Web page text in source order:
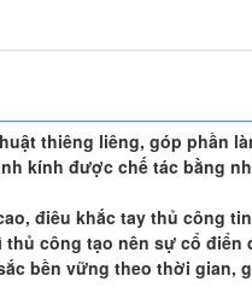
thiêng liêng, góp phần
kính được chế tác bằng
điêu khắc tay thủ công
công tạo nên sự cổ
bền vững theo thời gian,